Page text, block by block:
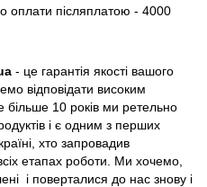
оплати післяплатою - 4000
- це гарантія якості вашого
відповідати високим
10 років ми ретельно
і є одним з перших
хто запровадив
етапах роботи. Ми хочемо,
і поверталися до нас знову і